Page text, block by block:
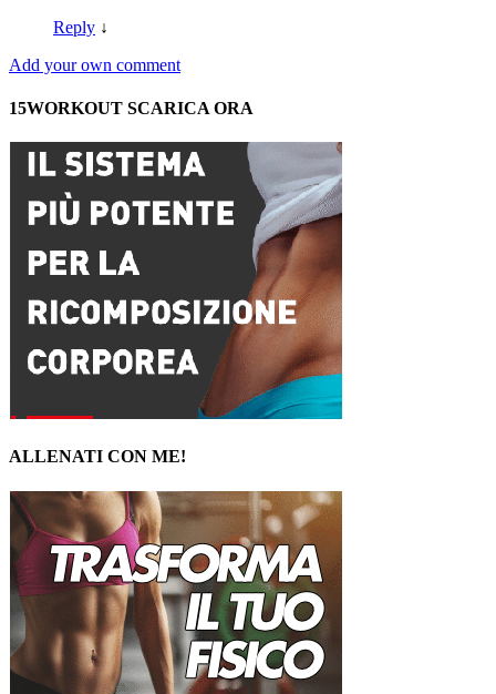
Reply ↓
Add your own comment
15WORKOUT SCARICA ORA
ALLENATI CON ME!